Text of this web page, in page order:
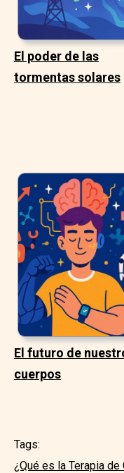
El poder de las
tormentas solares
El futuro de
cuerpos
Tags:
¿Qué es la Terapia